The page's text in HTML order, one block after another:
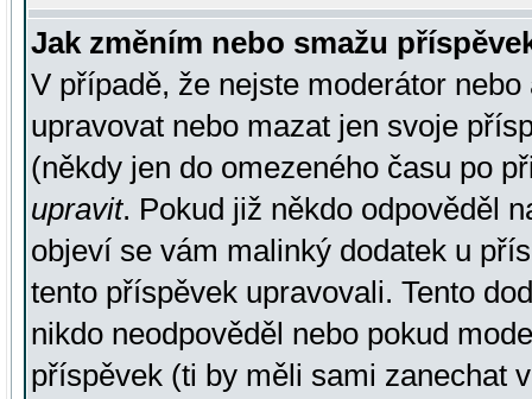
Jak změním nebo smažu
V případě, že nejste moderátor
upravovat nebo mazat jen svoje
(někdy jen do omezeného času po
upravit. Pokud již někdo odpověděl
objeví se vám malinký dodatek u
tento příspěvek upravovali. Tento
nikdo neodpověděl nebo pokud
příspěvek (ti by měli sami zanechat